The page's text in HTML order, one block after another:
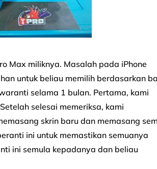
Max miliknya. Masalah pada iPhone
untuk beliau memilih berdasarkan
selama 1 bulan. Pertama, kami
selesai memeriksa, kami
skrin baru dan memasang
ini untuk memastikan semuanya
ini semula kepadanya dan beliau